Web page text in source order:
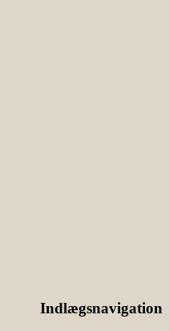
Indlægsnavigation